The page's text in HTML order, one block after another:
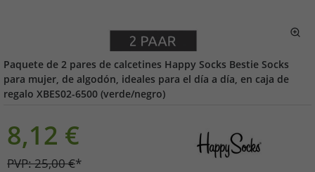
Paquete de 2 pares de calcetines Happy Socks Bestie Socks
para mujer, de algodón, ideales para el día a día, en caja de
regalo XBES02-6500 (verde/negro)
8,12 €
PVP:25,00€*